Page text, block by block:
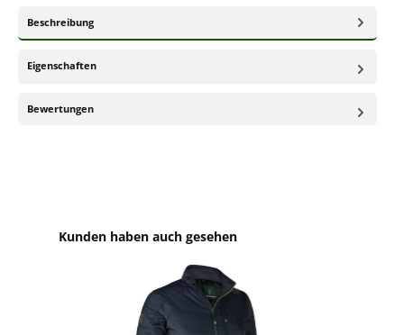
Beschreibung
Eigenschaften
Bewertungen
Produktgalerie überspringen
Kunden haben auch gesehen